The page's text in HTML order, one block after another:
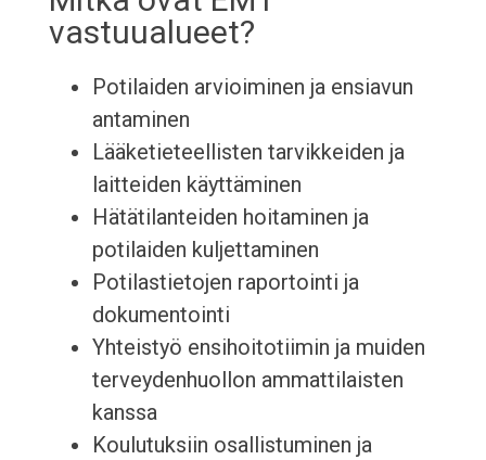
vastuualueet?
Potilaiden arvioiminen ja ensiavun
antaminen
Lääketieteellisten tarvikkeiden ja
laitteiden käyttäminen
Hätätilanteiden hoitaminen ja
potilaiden kuljettaminen
Potilastietojen raportointi ja
dokumentointi
Yhteistyö ensihoitotiimin ja muiden
terveydenhuollon ammattilaisten
kanssa
Koulutuksiin osallistuminen ja